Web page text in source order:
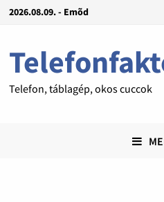
2026.08.09. - Emõd
Telefon, táblagép, okos cuccok